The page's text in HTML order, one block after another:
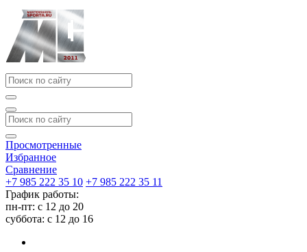
Просмотренные
Избранное
Сравнение
+7 985 222 35 10 +7 985 222 35 11
График работы:
пн-пт: с 12 до 20
суббота: c 12 до 16